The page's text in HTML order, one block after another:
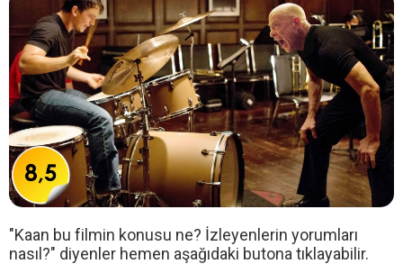
"Kaan bu filmin konusu ne? İzleyenlerin yorumları
nasıl?" diyenler hemen aşağıdaki butona tıklayabilir.